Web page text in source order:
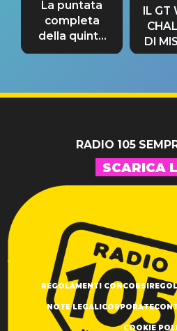
La puntata
completa
della quinta
tappa
IL GT
DI
RADIO 105
SCARICA
REGOLAMENTI CONCORSI
NOTE LEGALI CORPORATE
COOKIE